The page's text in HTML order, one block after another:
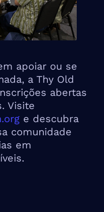
apoiar ou se
a Thy Old
abertas
Visite
e descubra
comunidade
em